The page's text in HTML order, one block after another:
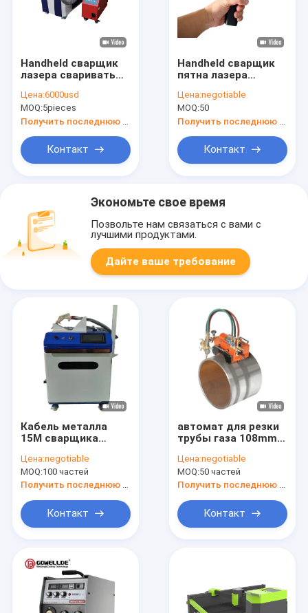
Handheld сварщик
лазера сваривать
сварочного
аппарата лазера
волокна металла
для продажи
портативный
Цена:6000usd
MOQ:5pieces
Контакт
Handheld сварщик
пятна лазера
аппарата лазера
Typetop волокна с
наивысшей
Цена:negotiable
MOQ:50
Контакт
Экономьте свое время
Позвольте нам связаться с вами с
лучшими продуктами.
Дайте ваше требование
Кабель металла
15M сварщика
нержавеющей
стали
алюминиевого
Цена:negotiable
MOQ:100 частей
Получить последнюю цену
Контакт
автомат для резки
трубы газа 108mm,
кислородной резки
5000mm/Min
Цена:negotiable
MOQ:50 частей
Получить последнюю цену
Контакт